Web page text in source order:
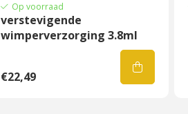
Op voorraad
verstevigende
wimperverzorging 3.8ml
€22,49